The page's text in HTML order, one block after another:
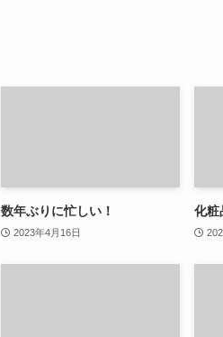
数年ぶりに忙しい！
2023年4月16日
化粧